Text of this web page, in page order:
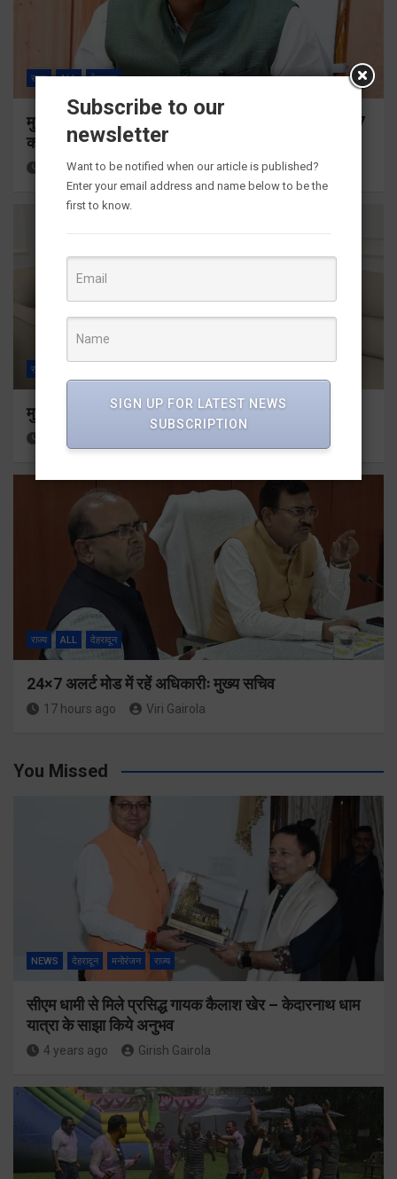
राज्य ALL देहरादून
मुख्यमंत्री ने प्रदान की विभिन्न विकास योजनाओं के लिए 1967
करोड़ की वित्तीय स्वीकृति
15 hours ago Viri Gairola
राज्य
मुख्यमंत्री से महानिदेशक एनसीसी ने की शिष्टाचार भेंट
राज्य ALL देहरादून
24×7 अलर्ट मोड में रहें अधिकारीः मुख्य सचिव
17 hours ago Viri Gairola
You Missed
NEWS देहरादून मनोरंजन राज्य
सीएम धामी से मिले प्रसिद्ध गायक कैलाश खेर – केदारनाथ धाम
यात्रा के साझा किये अनुभव
4 years ago Girish Gairola
Subscribe to our
newsletter
Want to be notified when our article is published?
Enter your email address and name below to be the
first to know.
SIGN UP FOR LATEST NEWS
SUBSCRIPTION